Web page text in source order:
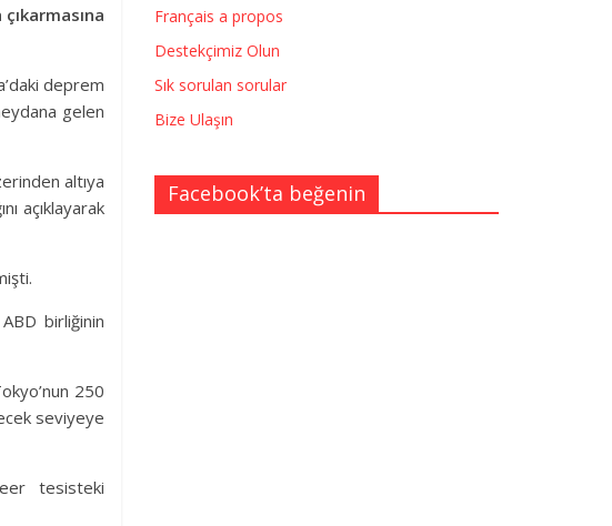
deprem
gelen
altıya
açıklayarak
ABD birliğinin
250
seviyeye
tesisteki
Français a propos
Destekçimiz Olun
Sık sorulan sorular
Bize Ulaşın
Facebook’ta beğenin